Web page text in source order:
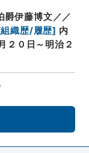
爵伊藤博文／／
組織歴/履歴] 内
２０日～明治２